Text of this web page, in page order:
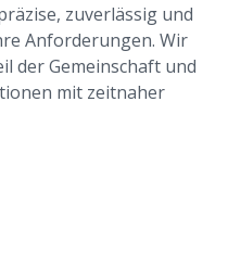
zuverlässig und
Anforderungen. Wir
der Gemeinschaft und
mit zeitnaher